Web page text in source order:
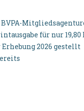
für nur 19,80
2026 gestellt